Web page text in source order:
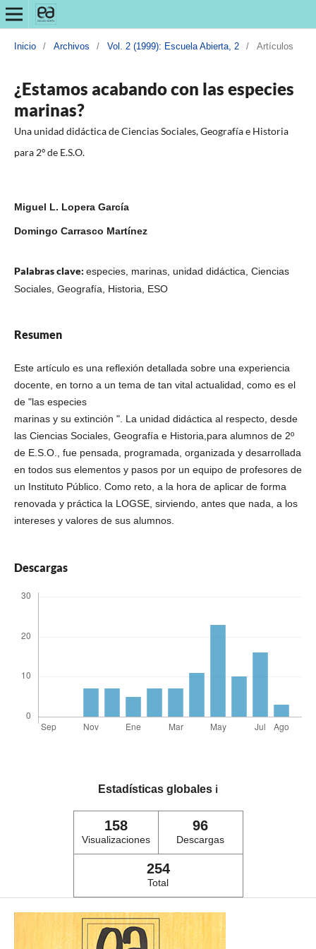
Inicio / Archivos / Vol. 2 (1999): Escuela Abierta, 2 / Artículos
¿Estamos acabando con las especies
marinas?
Una unidad didáctica de Ciencias Sociales, Geografía e Historia
para 2º de E.S.O.
Miguel L. Lopera García
Domingo Carrasco Martínez
Palabras clave: especies, marinas, unidad didáctica, Ciencias
Sociales, Geografía, Historia, ESO
Resumen
Este artículo es una reflexión detallada sobre una experiencia
docente, en torno a un tema de tan vital actualidad, como es el
de "las especies
marinas y su extinción ". La unidad didáctica al respecto, desde
las Ciencias Sociales, Geografía e Historia,para alumnos de 2º
de E.S.O., fue pensada, programada, organizada y desarrollada
en todos sus elementos y pasos por un equipo de profesores de
un Instituto Público. Como reto, a la hora de aplicar de forma
renovada y práctica la LOGSE, sirviendo, antes que nada, a los
intereses y valores de sus alumnos.
Descargas
Estadísticas globales ℹ️
158
Visualizaciones
96
Descargas
254
Total